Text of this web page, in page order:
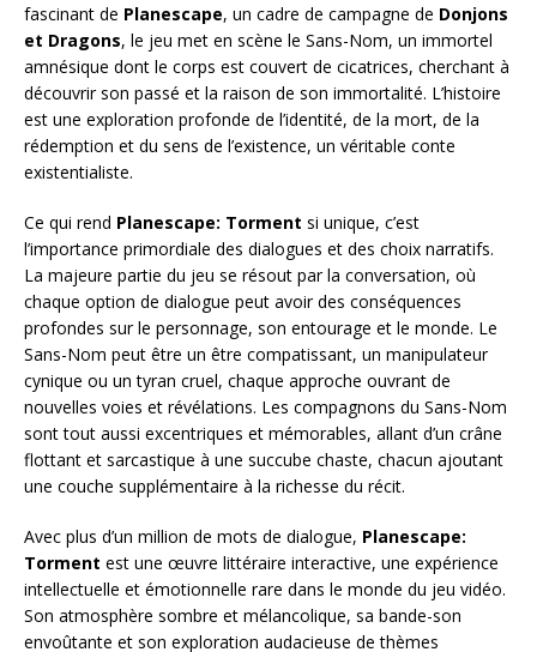
fascinant de Planescape, un cadre de campagne de Donjons
et Dragons, le jeu met en scène le Sans-Nom, un immortel
amnésique dont le corps est couvert de cicatrices, cherchant à
découvrir son passé et la raison de son immortalité. L’histoire
est une exploration profonde de l’identité, de la mort, de la
rédemption et du sens de l’existence, un véritable conte
existentialiste.
Ce qui rend Planescape: Torment si unique, c’est
l’importance primordiale des dialogues et des choix narratifs.
La majeure partie du jeu se résout par la conversation, où
chaque option de dialogue peut avoir des conséquences
profondes sur le personnage, son entourage et le monde. Le
Sans-Nom peut être un être compatissant, un manipulateur
cynique ou un tyran cruel, chaque approche ouvrant de
nouvelles voies et révélations. Les compagnons du Sans-Nom
sont tout aussi excentriques et mémorables, allant d’un crâne
flottant et sarcastique à une succube chaste, chacun ajoutant
une couche supplémentaire à la richesse du récit.
Avec plus d’un million de mots de dialogue, Planescape:
Torment est une œuvre littéraire interactive, une expérience
intellectuelle et émotionnelle rare dans le monde du jeu vidéo.
Son atmosphère sombre et mélancolique, sa bande-son
envoûtante et son exploration audacieuse de thèmes